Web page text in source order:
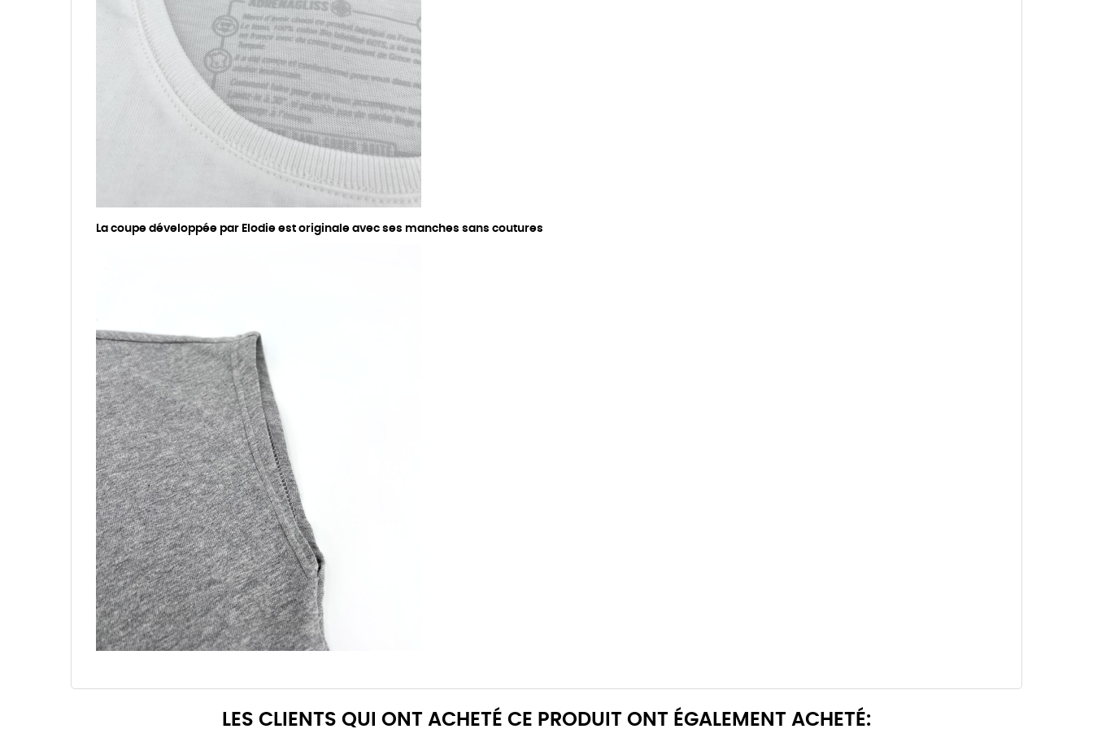
La coupe développée par Elodie est originale avec ses manches sans coutures
LES CLIENTS QUI ONT ACHETÉ CE PRODUIT ONT ÉGALEMENT ACHETÉ: